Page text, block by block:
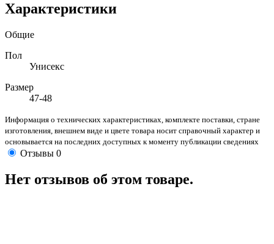
Характеристики
Общие
Пол
Унисекс
Размер
47-48
Информация о технических характеристиках, комплекте поставки, стране
изготовления, внешнем виде и цвете товара носит справочный характер и
основывается на последних доступных к моменту публикации сведениях
Отзывы 0
Нет отзывов об этом товаре.